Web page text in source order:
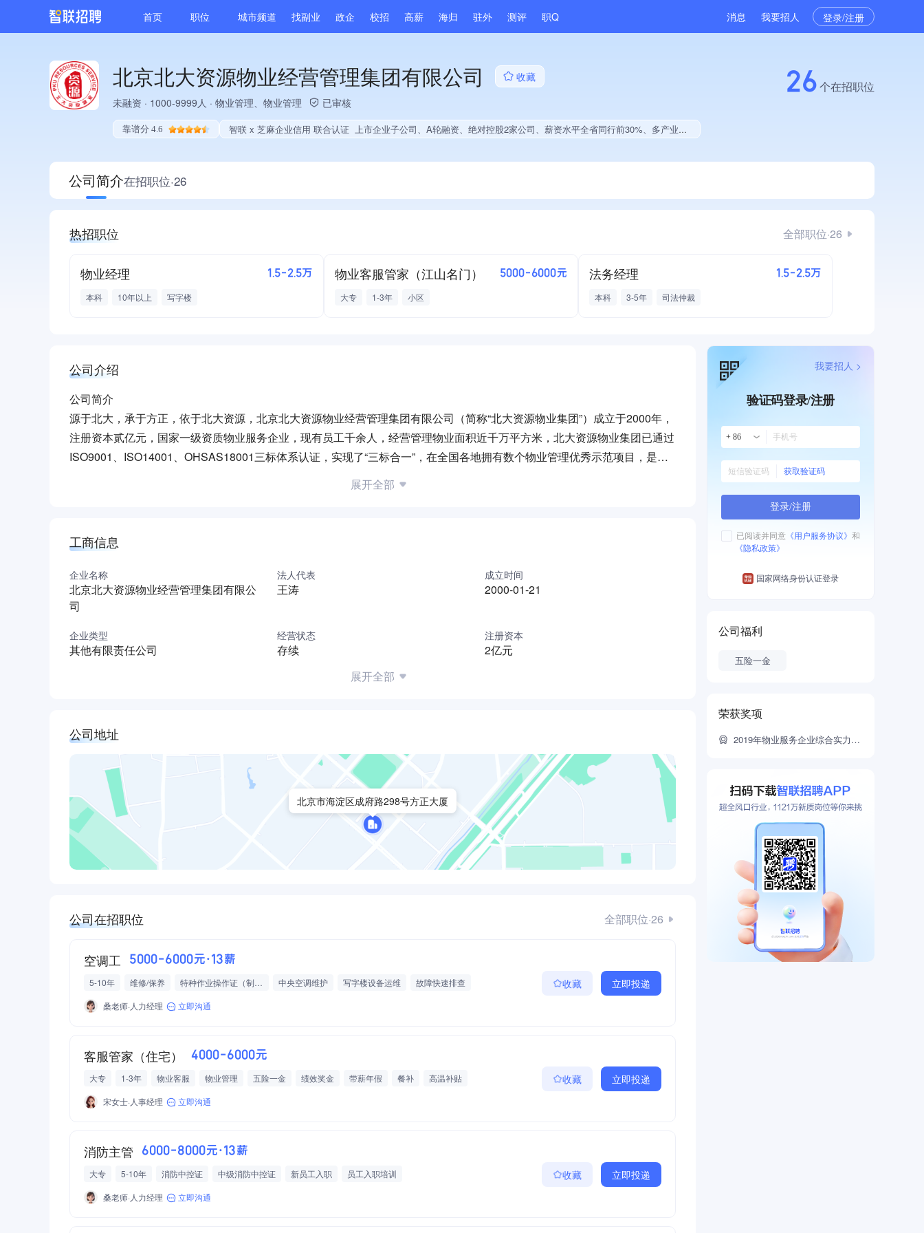
首页 职位 城市频道 找副业 政企 校招 高薪 海归 驻外 测评 职Q 消息 我要招人 登录/注册
北京北大资源物业经营管理集团有限公司
收藏
未融资 · 1000-9999人 · 物业管理、物业管理 已审核
靠谱分 4.6 智联 x 芝麻企业信用 联合认证 上市企业子公司、A轮融资、绝对控股2家公司、薪资水平全省同行前30%、多产业布局、拥有自主品牌、经营年限全国同行前5%、集团成员、权威管理体系认证、大学生就业贡献、2025年公开项目中标、拥有绿色资质
26个在招职位
公司简介在招职位·26
热招职位 全部职位·26
物业经理 1.5-2.5万
本科 10年以上 写字楼
物业客服管家（江山名门） 5000-6000元
大专 1-3年 小区
法务经理 1.5-2.5万
本科 3-5年 司法仲裁
公司介绍
公司简介
源于北大，承于方正，依于北大资源，北京北大资源物业经营管理集团有限公司（简称“北大资源物业集团”）成立于2000年，
注册资本贰亿元，国家一级资质物业服务企业，现有员工千余人，经营管理物业面积近千万平方米，北大资源物业集团已通过
ISO9001、ISO14001、OHSAS18001三标体系认证，实现了“三标合一”，在全国各地拥有数个物业管理优秀示范项目，是中
北大资源物业集团下设18家分支机构，所管项目遍布北京、上海、天津、重庆、山东、江苏、湖北、湖南、四川、贵州、广东
2011年，北大资源物业集团荣获住建部颁发的“中国物业管理特色企业”和“中国物业管理创新企业”两项大奖；2013年荣获“中国
物业管理最具成长潜力企业”奖项；2014年荣升“中国物业服务百强企业”，同时获得“2014中国物业管理行业新秀典范企业”奖
项。
北大资源物业集团借势资源集团地产公司，配合管理地产公司开发及经营的具有高质量、大规模、多业态的综合性商业地产项
目，充分发挥北大及方正集团在教育、医疗、科技、金融、商业等方面的优势，将社区教育、医疗服务、科技服务、金融延伸
服务、商业服务等特色资源进行整合，提供全方位社区生活服务。坚持走差异化发展道路，不断探索资源型多业态物业服务模
式，有效整合各领域的优质资源，打造人文关怀特色服务，扩展物业领域，推动规划、设计、工程等专业部门站在客户的视角
思考，并不断优化或解决客户问题；将物业服务延伸至前期开发、销售中心等服务阶段,为客户提供从购房开始到入住后的全
展开全部
工商信息
企业名称
北京北大资源物业经营管理集团有限公
司
法人代表
王涛
成立时间
2000-01-21
企业类型
其他有限责任公司
经营状态
存续
注册资本
2亿元
展开全部
公司地址
北京市海淀区成府路298号方正大厦
公司在招职位 全部职位·26
空调工 5000-6000元·13薪
5-10年 维修/保养 特种作业操作证（制冷与空调） 中央空调维护 写字楼设备运维
故障快速排查
桑老师·人力经理
立即沟通
收藏 立即投递
客服管家（住宅） 4000-6000元
大专 1-3年 物业客服 物业管理 五险一金 绩效奖金 带薪年假 餐补
高温补贴
宋女士·人事经理
立即沟通
收藏 立即投递
消防主管 6000-8000元·13薪
大专 5-10年 消防中控证 中级消防中控证 新员工入职
员工入职培训
桑老师·人力经理
立即沟通
收藏 立即投递
验证码登录/注册
+ 86
获取验证码
登录/注册
已阅读并同意 《用户服务协议》 和
《隐私政策》
国家网络身份认证登录
我要招人 >
公司福利
五险一金
荣获奖项
2019年物业服务企业综合实力500强